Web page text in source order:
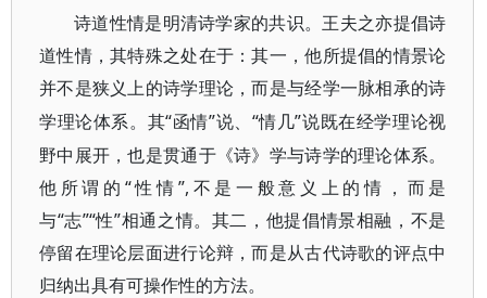
诗道性情是明清诗学家的共识。王夫之亦提倡诗
道性情，其特殊之处在于：其一，他所提倡的情景论
并不是狭义上的诗学理论，而是与经学一脉相承的诗
学理论体系。其“函情”说、“情几”说既在经学理论视
野中展开，也是贯通于《诗》学与诗学的理论体系。
他所谓的“性情”,不是一般意义上的情，而是
与“志”“性”相通之情。其二，他提倡情景相融，不是
停留在理论层面进行论辩，而是从古代诗歌的评点中
归纳出具有可操作性的方法。